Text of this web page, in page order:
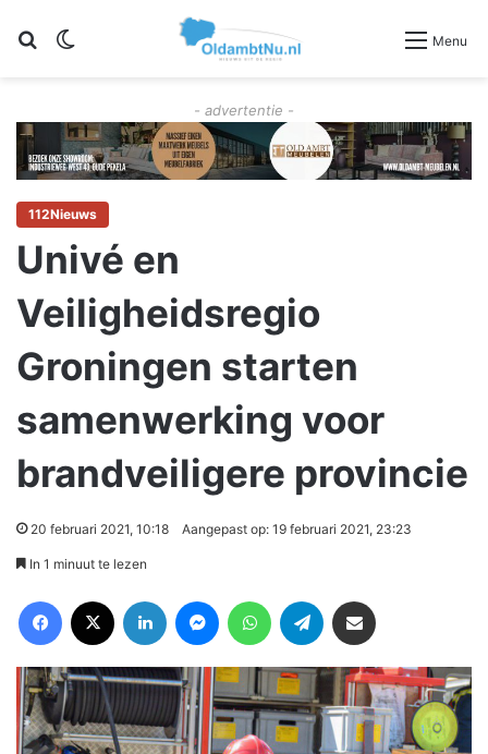
Zoeken Menu
- advertentie -
112Nieuws
Univé en
Veiligheidsregio
Groningen starten
samenwerking voor
brandveiligere provincie
20 februari 2021, 10:18 Aangepast op: 19 februari 2021, 23:23
In 1 minuut te lezen